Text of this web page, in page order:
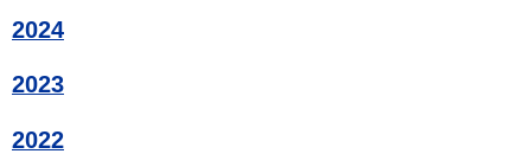
2024
2023
2022